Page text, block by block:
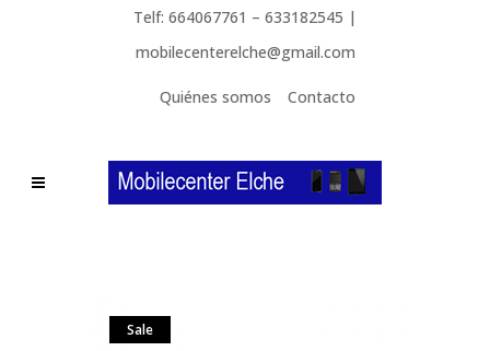
Telf: 664067761 – 633182545 |
mobilecenterelche@gmail.com
Quiénes somos Contacto
Sale